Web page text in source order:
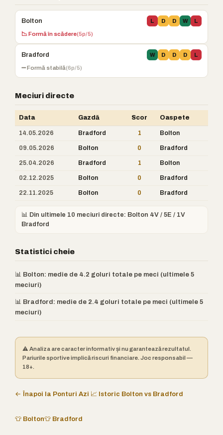
Bolton L D D W L
📉 Formă în scădere(5p/5)
Bradford W D D D L
➖ Formă stabilă(6p/5)
Meciuri directe
Data Gazdă Scor Oaspete
14.05.2026 Bradford 1 Bolton
09.05.2026 Bolton 0 Bradford
25.04.2026 Bradford 1 Bolton
02.12.2025 Bolton 0 Bradford
22.11.2025 Bolton 0 Bradford
📊 Din ultimele 10 meciuri directe: Bolton 4V / 5E / 1V
Bradford
Statistici cheie
📊 Bolton: medie de 4.2 goluri totale pe meci (ultimele 5
meciuri)
📊 Bradford: medie de 2.4 goluri totale pe meci (ultimele 5
meciuri)
⚠️ Analiza are caracter informativ și nu garantează rezultatul.
Pariurile sportive implică riscuri financiare. Joc responsabil —
18+.
← Înapoi la Ponturi Azi 📈 Istoric Bolton vs Bradford
👕 Bolton👕 Bradford